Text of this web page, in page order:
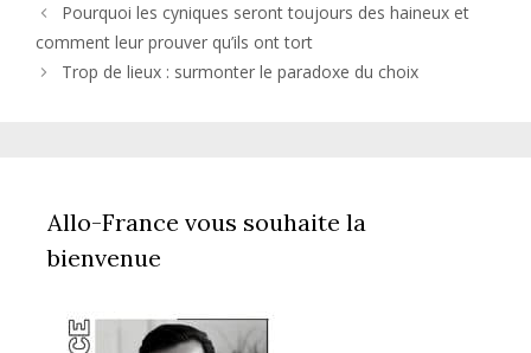
Pourquoi les cyniques seront toujours des haineux et
comment leur prouver qu’ils ont tort
Trop de lieux : surmonter le paradoxe du choix
Allo-France vous souhaite la
bienvenue